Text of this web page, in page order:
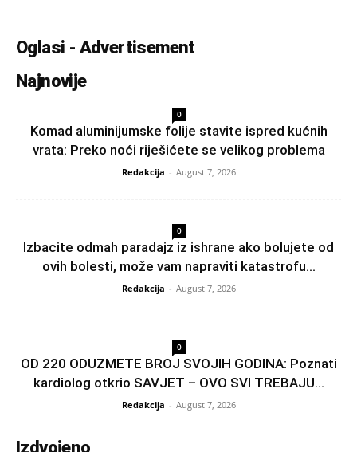
Oglasi - Advertisement
Najnovije
0
Komad aluminijumske folije stavite ispred kućnih
vrata: Preko noći riješićete se velikog problema
Redakcija - August 7, 2026
0
Izbacite odmah paradajz iz ishrane ako bolujete od
ovih bolesti, može vam napraviti katastrofu...
Redakcija - August 7, 2026
0
OD 220 ODUZMETE BROJ SVOJIH GODINA: Poznati
kardiolog otkrio SAVJET – OVO SVI TREBAJU...
Redakcija - August 7, 2026
Izdvojeno